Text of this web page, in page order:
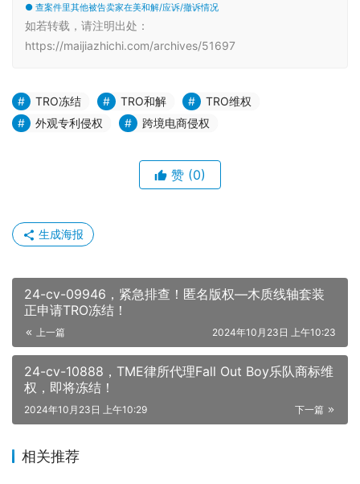
● 查案件里其他被告卖家在美和解/应诉/撤诉情况
如若转载，请注明出处：
https://maijiazhichi.com/archives/51697
TRO冻结 TRO和解
TRO维权
外观专利侵权
跨境电商侵权
赞 (0)
生成海报
24-cv-09946，紧急排查！匿名版权—木质线轴套装
正申请TRO冻结！
上一篇 2024年10月23日 上午10:23
24-cv-10888，TME律所代理Fall Out Boy乐队商标维
权，即将冻结！
下一篇
2024年10月23日 上午10:29
相关推荐